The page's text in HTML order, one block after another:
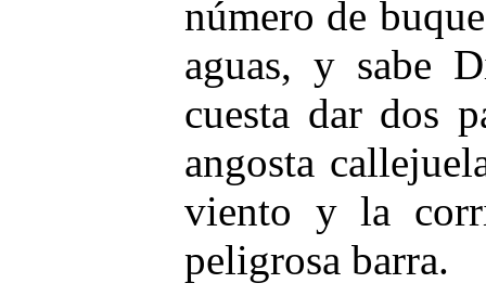
número de
aguas, y sabe
cuesta dar dos
angosta
viento y la
peligrosa barra.